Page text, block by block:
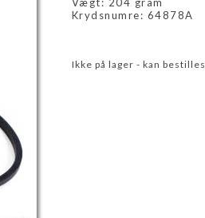
Krydsnumre: 64878A
Ikke på lager - kan bestilles